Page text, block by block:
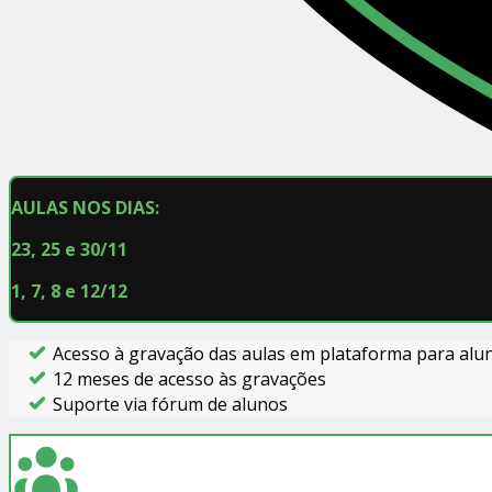
AULAS NOS DIAS:
23, 25 e 30/11
1, 7, 8 e 12/12
Acesso à gravação das aulas em plataforma para
12 meses de acesso às gravações
Suporte via fórum de alunos